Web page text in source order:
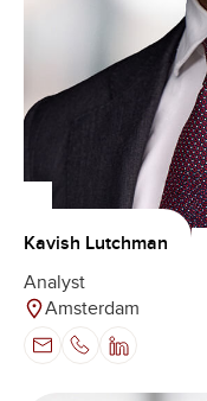
Kavish Lutchman
Analyst
Amsterdam